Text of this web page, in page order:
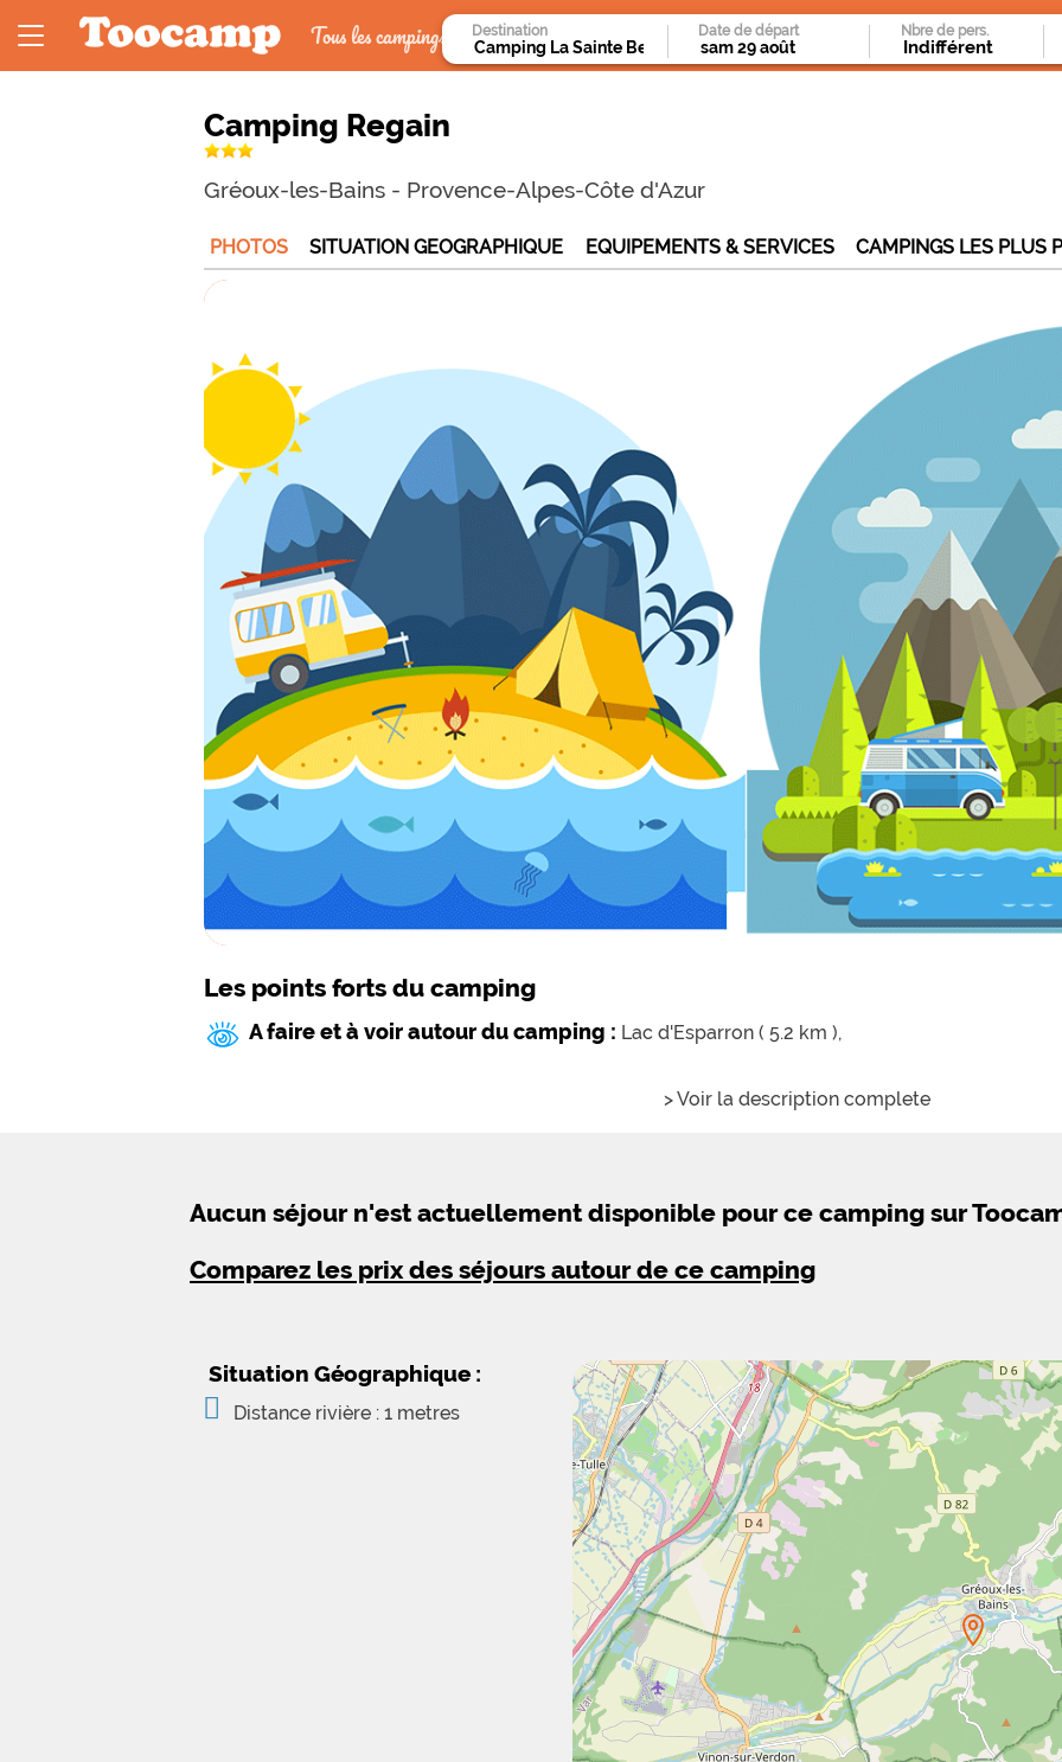
Tous les campings Destination Date de départ Nbre de pers.
Camping Regain
Gréoux-les-Bains - Provence-Alpes-Côte d'Azur
PHOTOS SITUATION GEOGRAPHIQUE EQUIPEMENTS & SERVICES CAMPINGS LES PLUS
Les points forts du camping
A faire et à voir autour du camping : Lac d'Esparron ( 5.2 km ),
> Voir la description complete
Aucun séjour n'est actuellement disponible pour ce camping sur
Comparez les prix des séjours autour de ce camping
Situation Géographique :
Distance rivière : 1 metres